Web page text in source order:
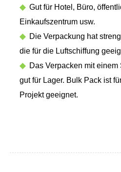
◆ Gut für Hotel, Büro,
Einkaufszentrum usw.
◆ Die Verpackung hat
die für die Luftschiffung
◆ Das Verpacken mit
gut für Lager. Bulk Pack ist
Projekt geeignet.